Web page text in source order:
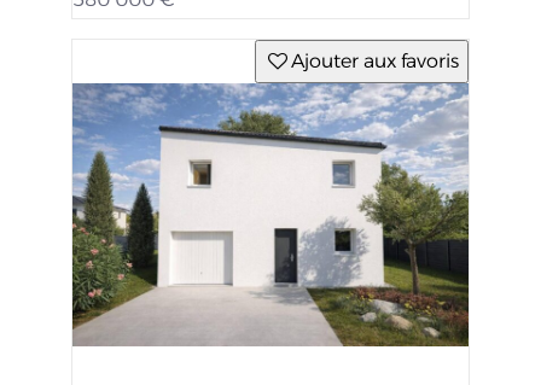
Ajouter aux favoris